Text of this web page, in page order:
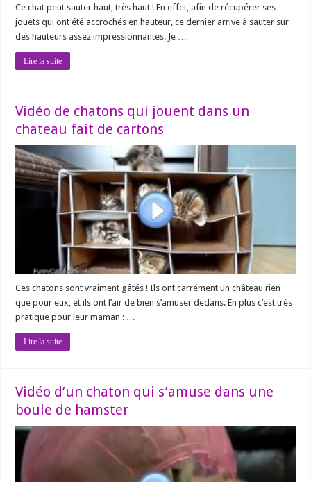
Ce chat peut sauter haut, très haut ! En effet, afin de récupérer ses
jouets qui ont été accrochés en hauteur, ce dernier arrive à sauter sur
des hauteurs assez impressionnantes. Je …
Lire la suite
Vidéo de chatons qui jouent dans un
chateau fait de cartons
Ces chatons sont vraiment gâtés ! Ils ont carrément un château rien
que pour eux, et ils ont l’air de bien s’amuser dedans. En plus c’est très
pratique pour leur maman : …
Lire la suite
Vidéo d’un chaton qui s’amuse dans une
boule de hamster